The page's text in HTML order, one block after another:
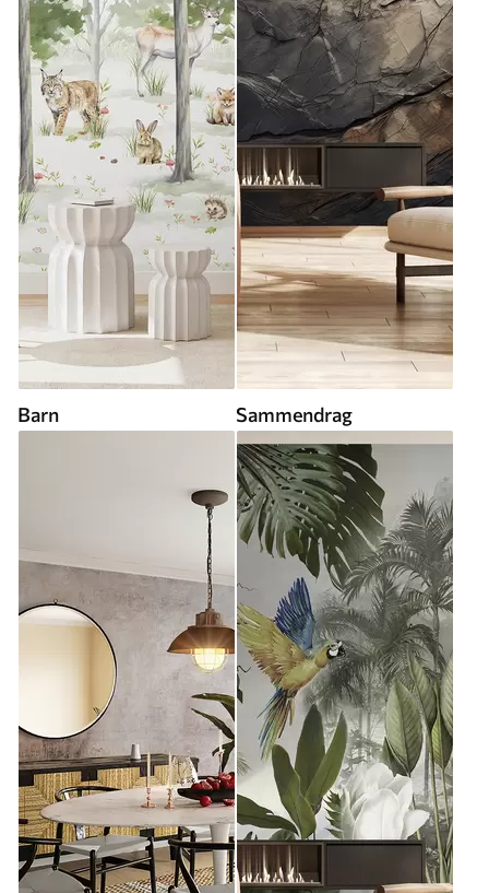
Barn Sammendrag